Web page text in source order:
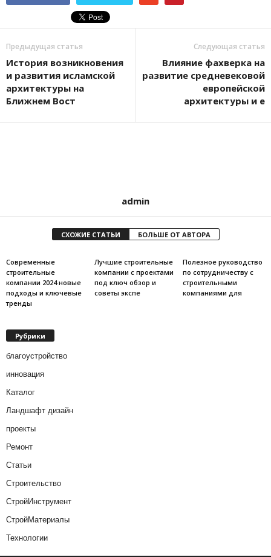
Предыдущая статья
История возникновения
и развития исламской
архитектуры на
Ближнем Вост
Следующая статья
Влияние фахверка на
развитие средневековой
европейской
архитектуры и е
admin
СХОЖИЕ СТАТЬИ БОЛЬШЕ ОТ АВТОРА
Современные
строительные
компании 2024 новые
подходы и ключевые
тренды
Лучшие строительные
компании с проектами
под ключ обзор и
советы экспе
Полезное руководство
по сотрудничеству с
строительными
компаниями для
Рубрики
благоустройство
инновация
Каталог
Ландшафт дизайн
проекты
Ремонт
Статьи
Строительство
СтройИнструмент
СтройМатериалы
Технологии